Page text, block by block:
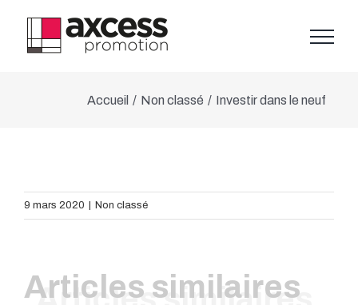
content
Accueil / Non classé / Investir dans le neuf
9 mars 2020 Non classé
Articles similaires